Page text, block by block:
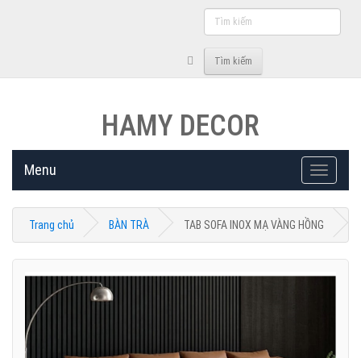
Tìm
kiếm
Tìm kiếm
HAMY DECOR
Toggle
Menu
Trang chủ BÀN TRÀ TAB SOFA INOX MẠ VÀNG HỒNG